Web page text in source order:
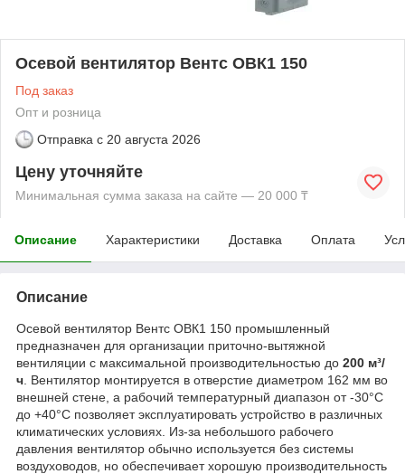
Осевой вентилятор Вентс ОВК1 150
Под заказ
Опт и розница
Отправка с 20 августа 2026
Цену уточняйте
Минимальная сумма заказа на сайте — 20 000 ₸
Описание Характеристики Доставка Оплата
Описание
Осевой вентилятор Вентс ОВК1 150 промышленный
предназначен для организации приточно-вытяжной
вентиляции с максимальной производительностью до 200 м³/
ч . Вентилятор монтируется в отверстие диаметром 162 мм во
внешней стене, а рабочий температурный диапазон от -30°С
до +40°С позволяет эксплуатировать устройство в различных
климатических условиях. Из-за небольшого рабочего
давления вентилятор обычно используется без системы
воздуховодов, но обеспечивает хорошую производительность